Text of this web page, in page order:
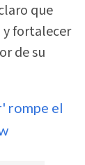
que
y fortalecer
de su
rompe el